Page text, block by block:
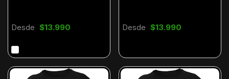
Desde $13.990 Desde $13.990